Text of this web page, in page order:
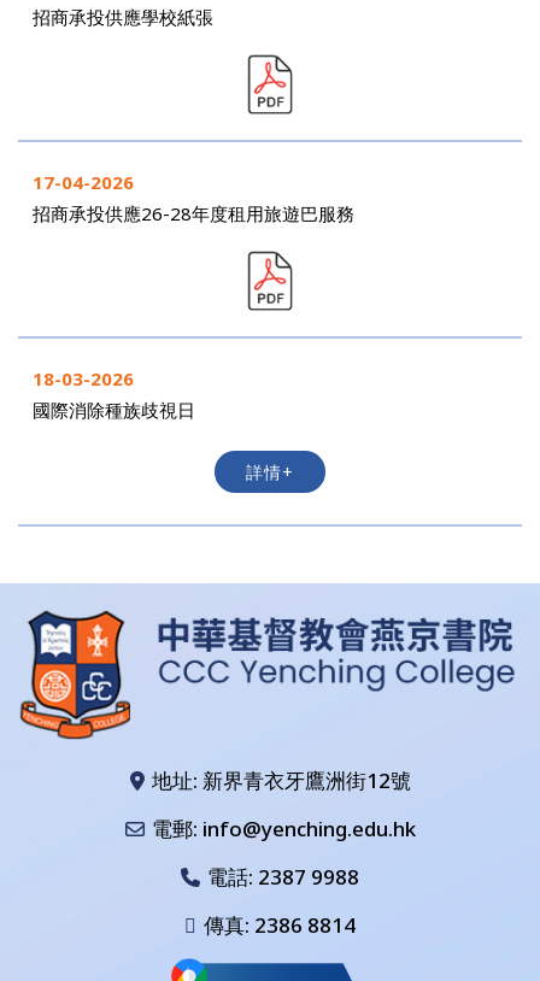
招商承投供應學校紙張
17-04-2026
招商承投供應26-28年度租用旅遊巴服務
18-03-2026
國際消除種族歧視日
詳情+
地址: 新界青衣牙鷹洲街12號
電郵: info@yenching.edu.hk
電話: 2387 9988
傳真: 2386 8814